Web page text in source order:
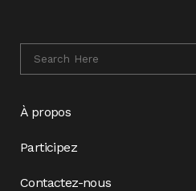
À propos
Participez
Contactez-nous